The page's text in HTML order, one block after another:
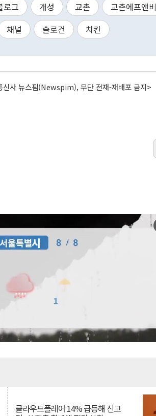
로그 개성 교촌
교촌에프앤비
채널 슬로건 치킨
신사 뉴스핌(Newspim), 무단 전재-재배포 금지>
클라우드플레어 14% 급등해 신고